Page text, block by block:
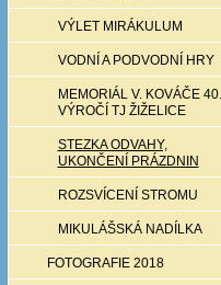
VÝLET MIRÁKULUM
VODNÍ A PODVODNÍ HRY
MEMORIÁL V. KOVÁČE 40.
VÝROČÍ TJ ŽIŽELICE
STEZKA ODVAHY,
UKONČENÍ PRÁZDNIN
ROZSVÍCENÍ STROMU
MIKULÁŠSKÁ NADÍLKA
FOTOGRAFIE 2018